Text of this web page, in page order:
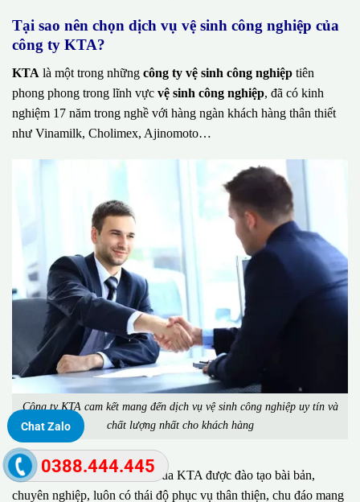
Tại sao nên chọn dịch vụ vệ sinh công nghiệp của
công ty KTA?
KTA là một trong những công ty vệ sinh công nghiệp tiên
phong phong trong lĩnh vực vệ sinh công nghiệp, đã có kinh
nghiệm 17 năm trong nghề với hàng ngàn khách hàng thân thiết
như Vinamilk, Cholimex, Ajinomoto…
Công ty KTA cam kết mang đến dịch vụ vệ sinh công nghiệp uy tín và
chất lượng nhất cho khách hàng
Đặc biệt, đội ngũ nhân viên của KTA được đào tạo bài bản,
chuyên nghiệp, luôn có thái độ phục vụ thân thiện, chu đáo mang
Chat Zalo
0388.444.445